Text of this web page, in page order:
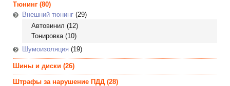
Тюнинг (80)
Внешний тюнинг (29)
Автовинил (12)
Тонировка(10)
Шумоизоляция (19)
Шины и диски (26)
Штрафы за нарушение ПДД (28)